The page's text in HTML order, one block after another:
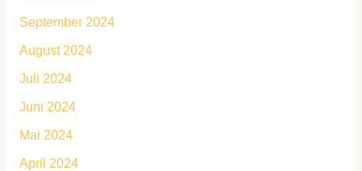
September 2024
August 2024
Juli 2024
Juni 2024
Mai 2024
April 2024